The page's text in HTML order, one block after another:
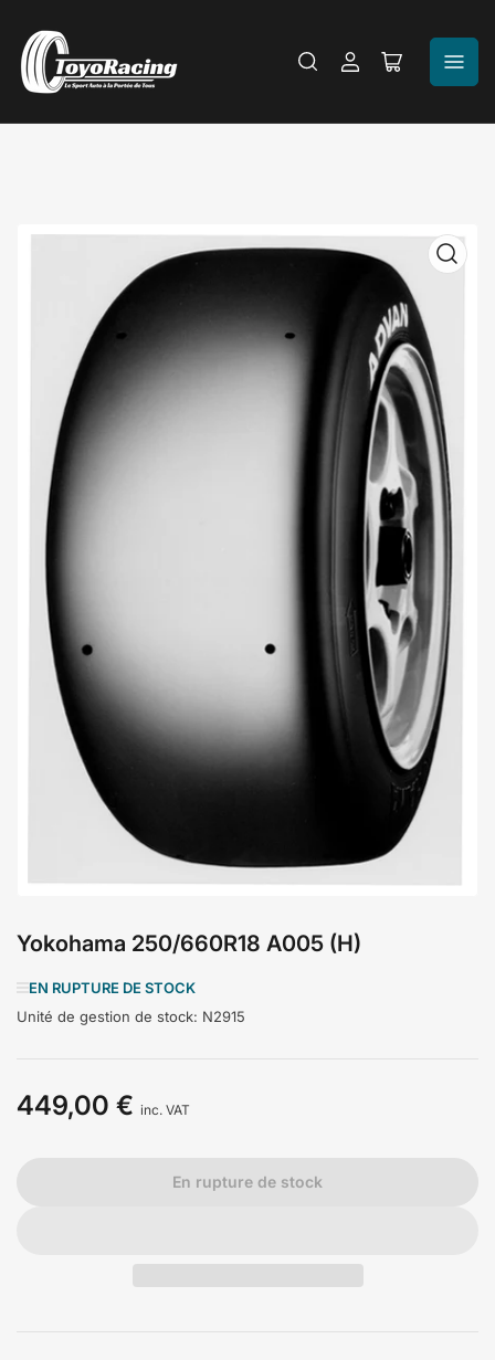
Se
Ouvrir
modal
Yokohama 250/660R18 A005 (H)
EN RUPTURE DE STOCK
Unité de gestion de stock: N2915
Prix
449,00 € inc. VAT
En rupture de stock